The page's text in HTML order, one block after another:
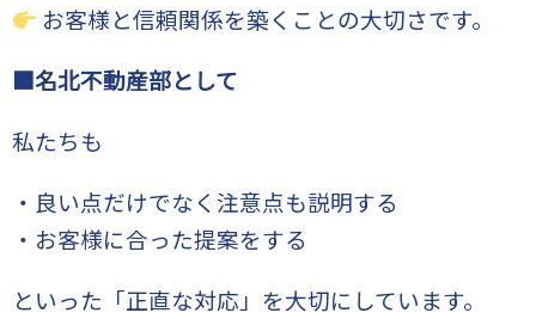
お客様と信頼関係を築くことの大切さです。
■名北不動産部として
私たちも
・良い点だけでなく注意点も説明する
・お客様に合った提案をする
といった「正直な対応」を大切にしています。